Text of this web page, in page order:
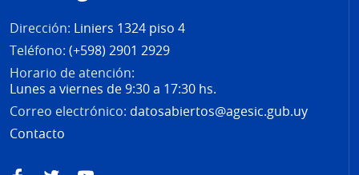
Dirección: Liniers 1324 piso 4
Teléfono: (+598) 2901 2929
Horario de atención:
Lunes a viernes de 9:30 a 17:30 hs.
Correo electrónico: datosabiertos@agesic.gub.uy
Contacto